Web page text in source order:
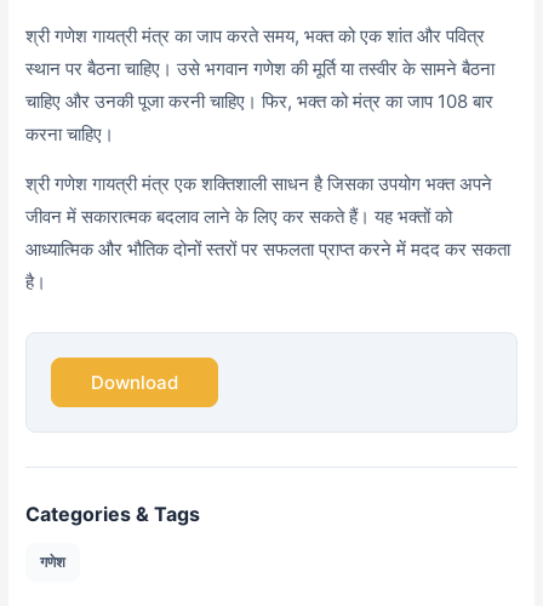
श्री गणेश गायत्री मंत्र का जाप करते समय, भक्त को एक शांत और पवित्र
स्थान पर बैठना चाहिए। उसे भगवान गणेश की मूर्ति या तस्वीर के सामने बैठना
चाहिए और उनकी पूजा करनी चाहिए। फिर, भक्त को मंत्र का जाप 108 बार
करना चाहिए।
श्री गणेश गायत्री मंत्र एक शक्तिशाली साधन है जिसका उपयोग भक्त अपने
जीवन में सकारात्मक बदलाव लाने के लिए कर सकते हैं। यह भक्तों को
आध्यात्मिक और भौतिक दोनों स्तरों पर सफलता प्राप्त करने में मदद कर सकता
है।
Download
Categories & Tags
गणेश